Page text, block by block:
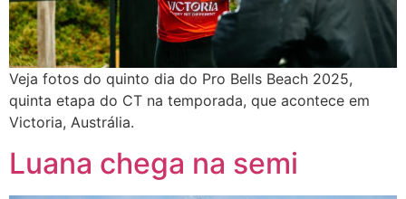
Veja fotos do quinto dia do Pro Bells Beach 2025,
quinta etapa do CT na temporada, que acontece em
Victoria, Austrália.
Luana chega na semi